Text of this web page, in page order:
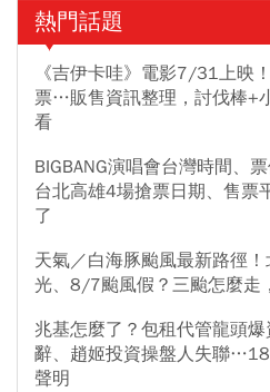
熱門話題
《吉伊卡哇》電影7/31上映
票…販售資訊整理，討伐棒+
看
BIGBANG演唱會台灣時間、
台北高雄4場搶票日期、售
了
天氣／白海豚颱風最新路徑
光、8/7颱風假？三颱怎麼走
兆基怎麼了？包租代管龍頭
辭、趙姬投資操盤人失聯
聲明